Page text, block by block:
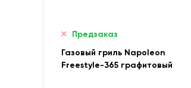
Предзаказ
Газовый гриль Napoleon
Freestyle-365 графитовый